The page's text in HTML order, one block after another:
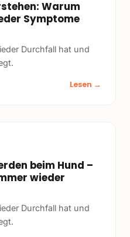
Warum
Symptome
Durchfall hat und
Lesen →
beim Hund –
wieder
Durchfall hat und